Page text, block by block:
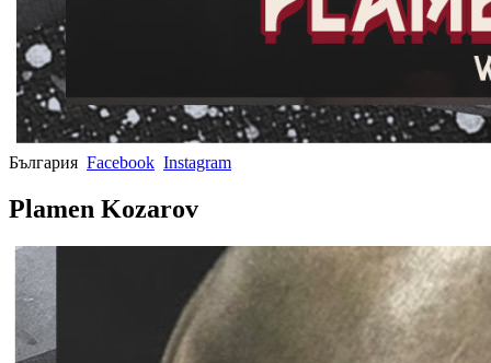
България Facebook Instagram
Plamen Kozarov